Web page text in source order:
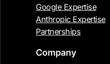
Google Expertise
Anthropic Expertise
Partnerships
Company